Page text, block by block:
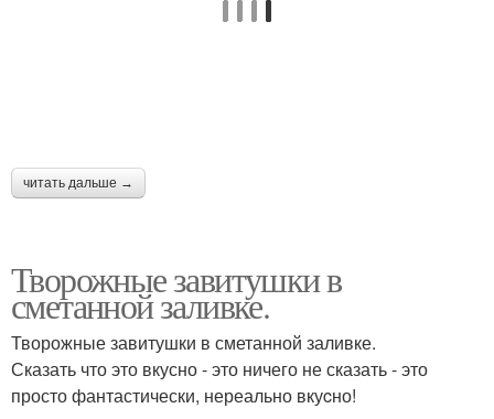
читать дальше →
Творожные завитушки в
сметанной заливке.
Творожные завитушки в сметанной заливке.
Сказать что это вкусно - это ничего не сказать - это
просто фантастически, нереально вкуcно!